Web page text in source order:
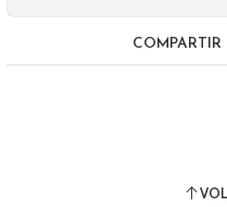
COMPARTIR